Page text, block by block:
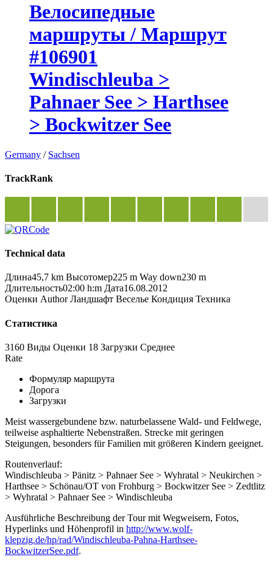
Велосипедные
маршруты / Маршрут
#106901
Windischleuba >
Pahnaer See > Harthsee
> Bockwitzer See
Germany / Sachsen
TrackRank
Technical data
Длина45,7 km Высотомер225 m Way down230 m
Длительность02:00 h:m Дата16.08.2012
Оценки Author Ландшафт Веселье Кондиция Техника
Статистика
3160 Виды Оценки 18 Загрузки Среднее
Rate
Формуляр маршрута
Дорога
Загрузки
Meist wassergebundene bzw. naturbelassene Wald- und Feldwege,
teilweise asphaltierte Nebenstraßen. Strecke mit geringen
Steigungen, besonders für Familien mit größeren Kindern geeignet.
Routenverlauf:
Windischleuba > Pänitz > Pahnaer See > Wyhratal > Neukirchen >
Harthsee > Schönau/OT von Frohburg > Bockwitzer See > Zedtlitz
> Wyhratal > Pahnaer See > Windischleuba
Ausführliche Beschreibung der Tour mit Wegweisern, Fotos,
Hyperlinks und Höhenprofil in http://www.wolf-
klepzig.de/hp/rad/Windischleuba-Pahna-Harthsee-
BockwitzerSee.pdf.